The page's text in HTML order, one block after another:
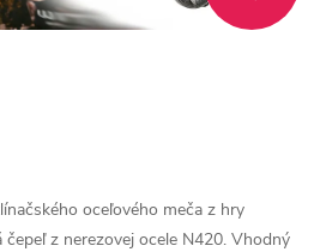
oceľového meča z hry
z nerezovej ocele N420. Vhodný